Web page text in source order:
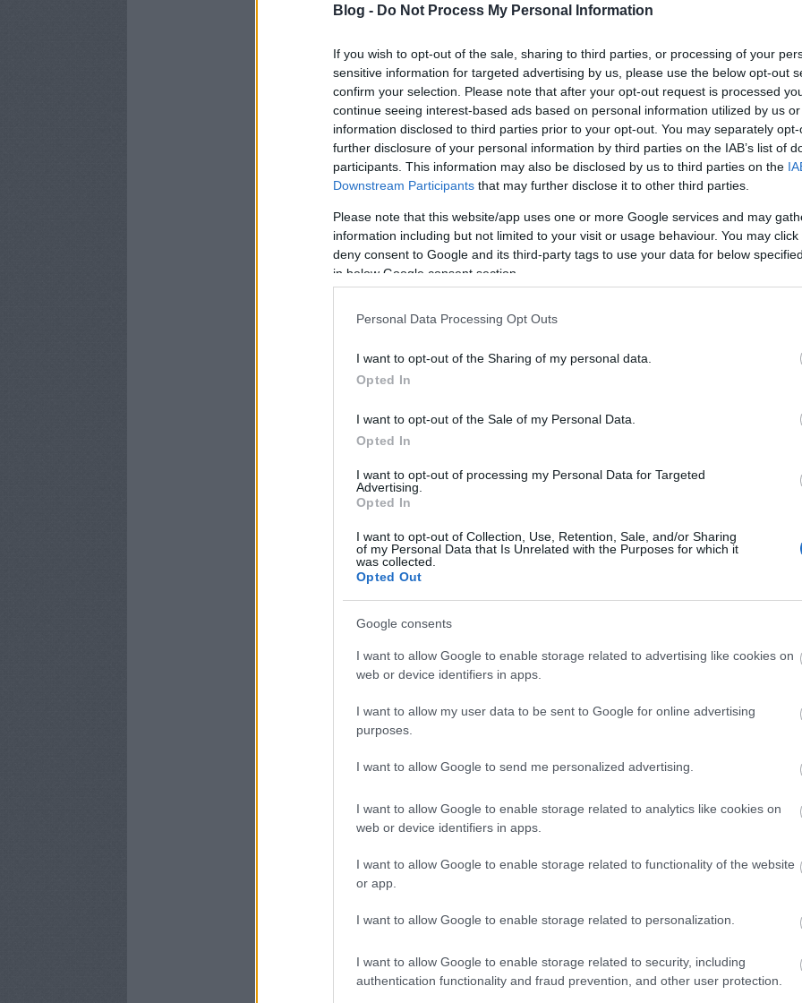
Blog - Do Not Process My Personal Information
If you wish to opt-out of the sale, sharing to third parties, or processing of your
sensitive information for targeted advertising by us, please use the below opt-out
confirm your selection. Please note that after your opt-out request is processed
continue seeing interest-based ads based on personal information utilized by us
information disclosed to third parties prior to your opt-out. You may separately
further disclosure of your personal information by third parties on the IAB’s list of
participants. This information may also be disclosed by us to third parties on the
Downstream Participants that may further disclose it to other third parties.
Please note that this website/app uses one or more Google services and may
information including but not limited to your visit or usage behaviour. You may
deny consent to Google and its third-party tags to use your data for below
in below Google consent section.
Personal Data Processing Opt Outs
I want to opt-out of the Sharing of my personal data.
Opted In
I want to opt-out of the Sale of my Personal Data.
Opted In
I want to opt-out of processing my Personal Data for Targeted
Advertising.
Opted In
I want to opt-out of Collection, Use, Retention, Sale, and/or Sharing
of my Personal Data that Is Unrelated with the Purposes for which it
was collected.
Opted Out
Google consents
I want to allow Google to enable storage related to advertising like cookies on
web or device identifiers in apps.
I want to allow my user data to be sent to Google for online advertising
purposes.
I want to allow Google to send me personalized advertising.
I want to allow Google to enable storage related to analytics like cookies on
web or device identifiers in apps.
I want to allow Google to enable storage related to functionality of the website
or app.
I want to allow Google to enable storage related to personalization.
I want to allow Google to enable storage related to security, including
authentication functionality and fraud prevention, and other user protection.
gdp
hírek
Kína